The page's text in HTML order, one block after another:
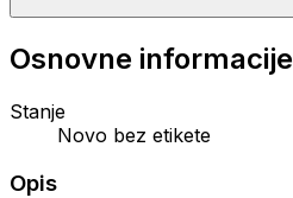
Osnovne informacije
Stanje
Novo bez etikete
Opis